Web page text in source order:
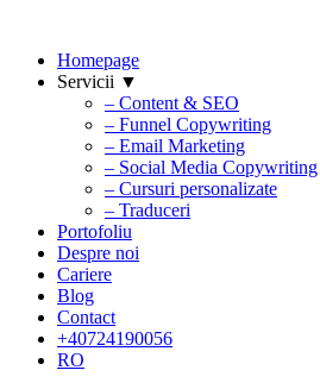
Homepage
Servicii ▼
– Content & SEO
– Funnel Copywriting
– Email Marketing
– Social Media Copywriting
– Cursuri personalizate
– Traduceri
Portofoliu
Despre noi
Cariere
Blog
Contact
+40724190056
RO